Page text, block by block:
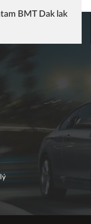
BMT Dak lak